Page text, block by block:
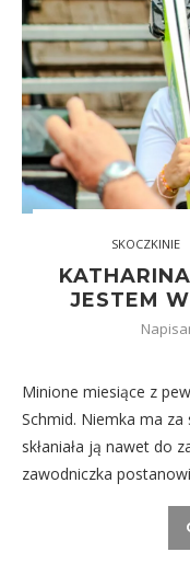
SKOCZKINIE
JESTEM
Minione miesiące z
Schmid. Niemka ma
skłaniała ją nawet do
zawodniczka